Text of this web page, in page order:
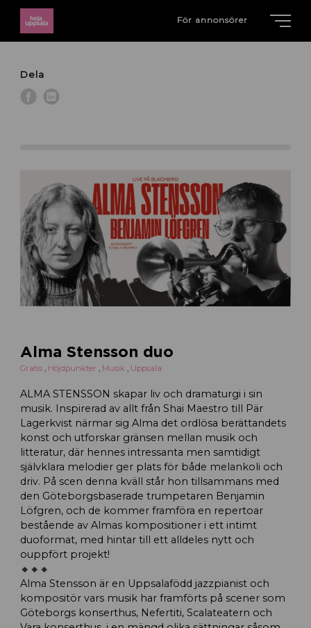
För annonsörer
Dela
Alma Stensson duo
Gratis Höjdpunkter Musik Uppsala
ALMA STENSSON skapar liv och dramaturgi i sin
musik. Inspirerad av allt från Shai Maestro till Pär
Lagerkvist närmar sig Alma det ordlösa berättandets
konst och utforskar gränsen mellan musik och
litteratur, där hennes intressanta men samtidigt
självklara melodier ger plats för både melankoli och
driv. På scen denna kväll står hon tillsammans med
den Göteborgsbaserade trumpetaren Benjamin
Löfgren, och de kommer framföra en repertoar
bestående av Almas kompositioner i ett intimt
duoformat, med hintar till ett alldeles nytt och
ouppfört projekt!
🔸️🔸️🔸️
Alma Stensson är en Uppsalafödd jazzpianist och
kompositör vars musik har framförts på scener som
Göteborgs konserthus, Nefertiti, Scalateatern och